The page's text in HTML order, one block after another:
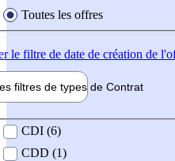
Toutes les offres
le filtre de date de création de
filtres de types de Contrat
contrat
CDI (6)
CDD (1)